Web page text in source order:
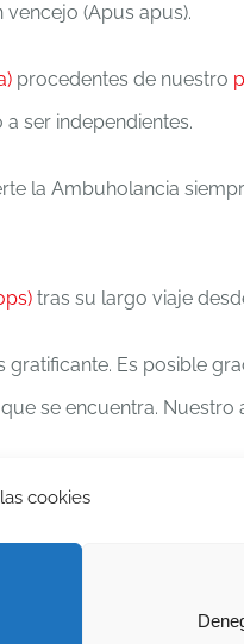
cookies
(Apus apus).
procedentes de nuestro
ser independientes.
la Ambuholancia
tras su largo viaje
Es posible
se encuentra. Nuestro